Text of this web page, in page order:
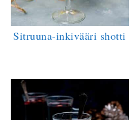
Sitruuna-inkivääri shotti